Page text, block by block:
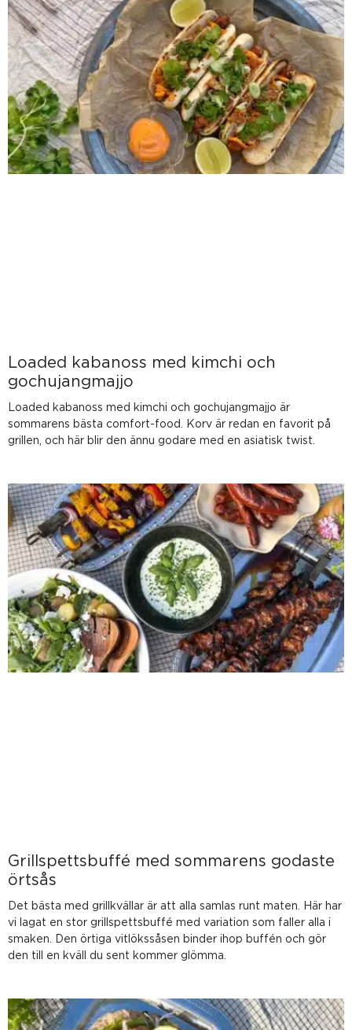
Loaded kabanoss med kimchi och
gochujangmajjo
Loaded kabanoss med kimchi och gochujangmajjo är
sommarens bästa comfort-food. Korv är redan en favorit på
grillen, och här blir den ännu godare med en asiatisk twist.
Grillspettsbuffé med sommarens godaste
örtsås
Det bästa med grillkvällar är att alla samlas runt maten. Här har
vi lagat en stor grillspettsbuffé med variation som faller alla i
smaken. Den örtiga vitlökssåsen binder ihop buffén och gör
den till en kväll du sent kommer glömma.